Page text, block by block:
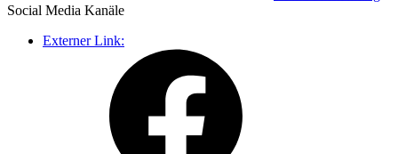
Social Media Kanäle
Externer Link: